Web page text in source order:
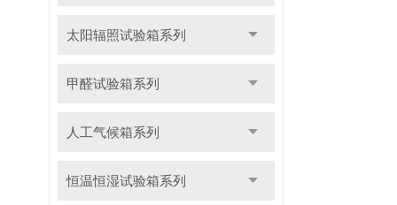
太阳辐照试验箱系列
甲醛试验箱系列
人工气候箱系列
恒温恒湿试验箱系列